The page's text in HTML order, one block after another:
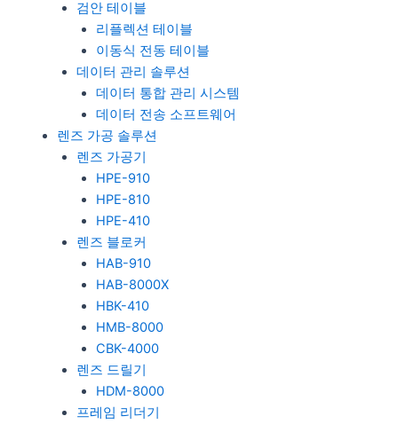
검안 테이블
리플렉션 테이블
이동식 전동 테이블
데이터 관리 솔루션
데이터 통합 관리 시스템
데이터 전송 소프트웨어
렌즈 가공 솔루션
렌즈 가공기
HPE-910
HPE-810
HPE-410
렌즈 블로커
HAB-910
HAB-8000X
HBK-410
HMB-8000
CBK-4000
렌즈 드릴기
HDM-8000
프레임 리더기